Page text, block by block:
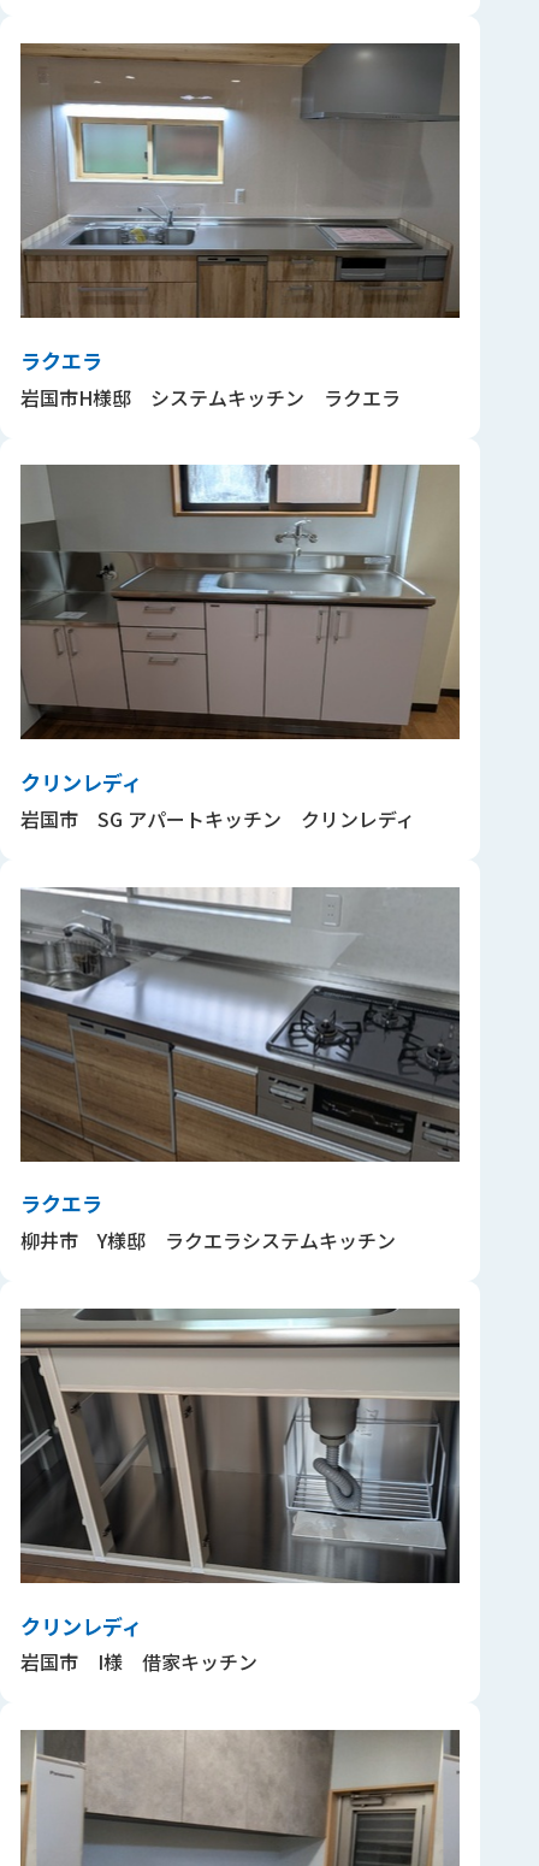
ラクエラ
岩国市H様邸 システムキッチン ラクエラ
クリンレディ
岩国市 SG アパートキッチン クリンレディ
ラクエラ
柳井市 Y様邸 ラクエラシステムキッチン
クリンレディ
岩国市 I様 借家キッチン